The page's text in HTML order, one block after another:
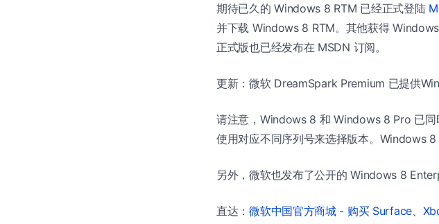
期待已久的 Windows 8 RTM 已经正式登陆
并下载 Windows 8 RTM。其他获得
正式版也已经发布在 MSDN 订阅。
更新：微软 DreamSpark Premium 已提供
请注意，Windows 8 和 Windows 8 Pro 已
使用对应不同序列号来选择版本。Windows
另外，微软也发布了公开的 Windows 8
直达：微软中国官方商城 - 购买 Surface、